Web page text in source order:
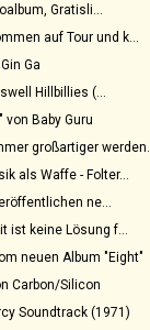
Gratisli...
auf Tour und k...
Ga
Hillbillies (...
von Baby Guru
großartiger werden...
als Waffe - Folter...
ne...
ist keine Lösung f...
neuen Album "Eight"
Carbon/Silicon
Soundtrack (1971)